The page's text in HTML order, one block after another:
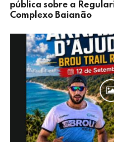
pública sobre a
Complexo Baianão